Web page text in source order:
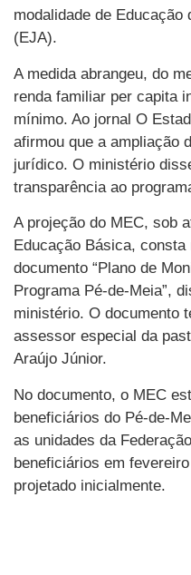
modalidade de Educação
(EJA).
A medida abrangeu, do
renda familiar per capita
mínimo. Ao jornal O
afirmou que a ampliação
jurídico. O ministério
transparência ao
A projeção do MEC, sob
Educação Básica, consta
documento “Plano de
Programa Pé-de-Meia”,
ministério. O documento
assessor especial da
Araújo Júnior.
No documento, o MEC
beneficiários do Pé-de-
as unidades da
beneficiários em
projetado inicialmente.